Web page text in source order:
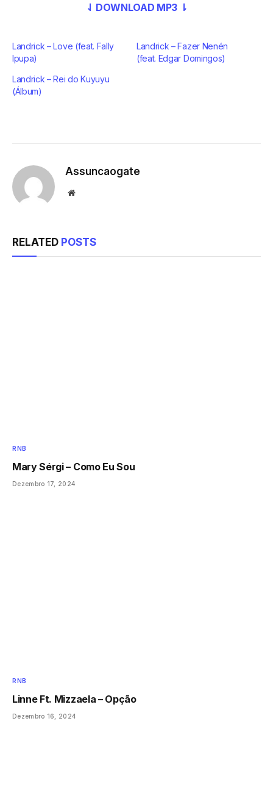
⇃ DOWNLOAD MP3 ⇂
Landrick – Love (feat. Fally
Ipupa)
Landrick – Fazer Nenén
(feat. Edgar Domingos)
Landrick – Rei do Kuyuyu
(Álbum)
Assuncaogate
Website
RELATED POSTS
RNB
Mary Sérgi – Como Eu Sou
Dezembro 17, 2024
RNB
Linne Ft. Mizzaela – Opção
Dezembro 16, 2024